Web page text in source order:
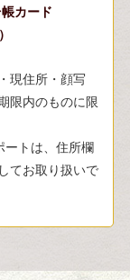
カード
現住所・顔写
限内のものに限
ートは、住所欄
てお取り扱いで